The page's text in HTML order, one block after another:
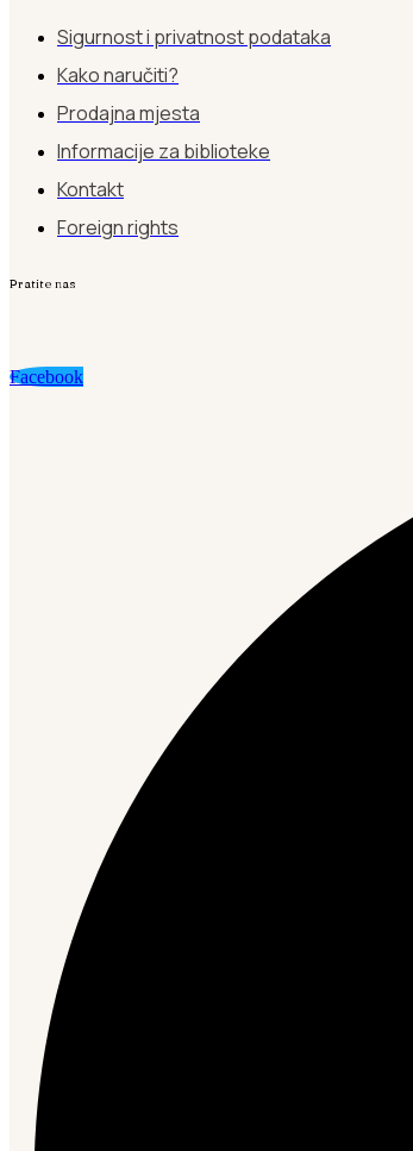
Sigurnost i privatnost podataka
Kako naručiti?
Prodajna mjesta
Informacije za biblioteke
Kontakt
Foreign rights
Pratite nas
Facebook